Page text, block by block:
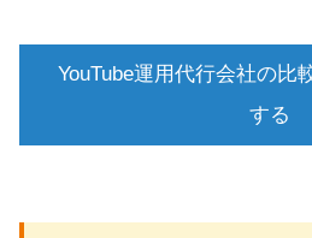
YouTube運用代行会社の比
する